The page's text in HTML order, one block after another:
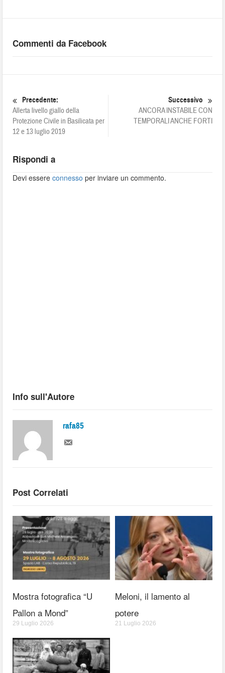
Commenti da Facebook
Precedente:
Allerta livello giallo della
Protezione Civile in Basilicata per
12 e 13 luglio 2019
Successivo
ANCORA INSTABILE CON
TEMPORALI ANCHE FORTI
Rispondi a
Devi essereconnesso per inviare un commento.
Info sull'Autore
rafa85
Post Correlati
Mostra fotografica “U
Pallon a Mond”
29 Luglio 2026
Meloni, il lamento al
potere
21 Luglio 2026